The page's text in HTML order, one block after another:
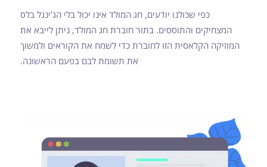
כפי שכולנו יודעים, חג המולד אינו יכול בלי הג'ינגל בלס
המצחיקים והתוססים. בתור חוברת חג המולד, ניתן לייבא את
המוזיקה הקלאסית הזו לחוברת כדי לשמח את הקוראים ולמשוך
את תשומת לבם בפעם הראשונה.